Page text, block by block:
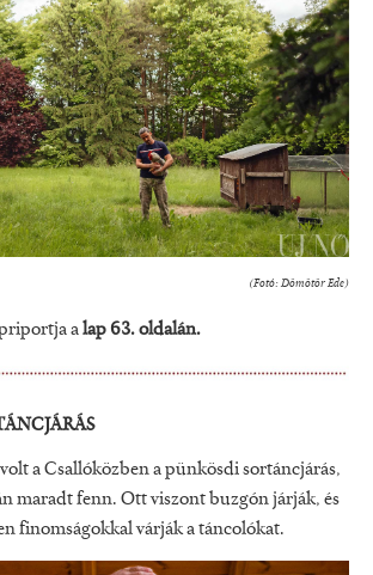
(Fotó: Dömötör Ede)
alap 63. oldalán.
a Csallóközben a pünkösdi sortáncjárás,
maradt fenn. Ott viszont buzgón járják, és
finomságokkal várják a táncolókat.